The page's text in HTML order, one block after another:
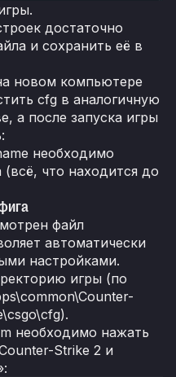
достаточно
и сохранить её в
новом компьютере
cfg в аналогичную
а после запуска игры
необходимо
(всё, что находится до
файл
автоматически
настройками.
игры (по
необходимо нажать
Strike 2 и